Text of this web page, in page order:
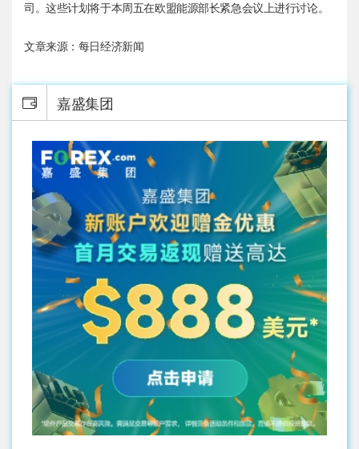
司。这些计划将于本周五在欧盟能源部长紧急会议上进行讨论。
文章来源：每日经济新闻
嘉盛集团